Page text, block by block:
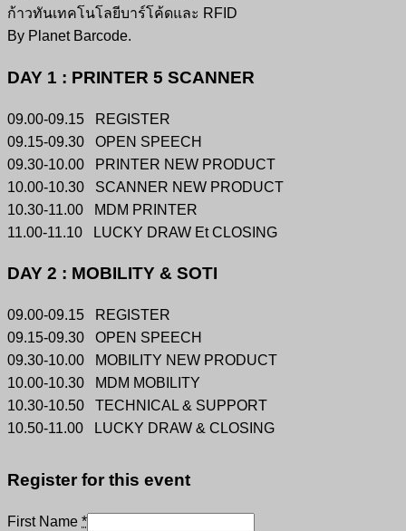
ก้าวทันเทคโนโลยีบาร์โค้ดและ RFID
By Planet Barcode.
DAY 1 : PRINTER 5 SCANNER
09.00-09.15 REGISTER
09.15-09.30 OPEN SPEECH
09.30-10.00 PRINTER NEW PRODUCT
10.00-10.30 SCANNER NEW PRODUCT
10.30-11.00 MDM PRINTER
11.00-11.10 LUCKY DRAW Et CLOSING
DAY 2 : MOBILITY & SOTI
09.00-09.15 REGISTER
09.15-09.30 OPEN SPEECH
09.30-10.00 MOBILITY NEW PRODUCT
10.00-10.30 MDM MOBILITY
10.30-10.50 TECHNICAL & SUPPORT
10.50-11.00 LUCKY DRAW & CLOSING
Register for this event
First Name *